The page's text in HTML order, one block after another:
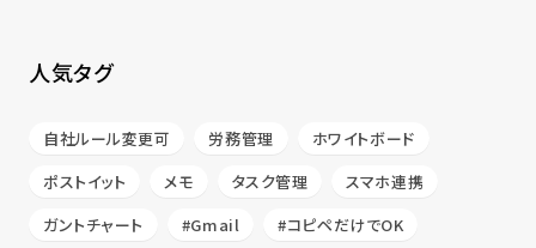
人気タグ
自社ルール変更可 労務管理
ホワイトボード
ポストイット
メモ タスク管理
スマホ連携
ガントチャート
#Gmail
#コピペだけでOK